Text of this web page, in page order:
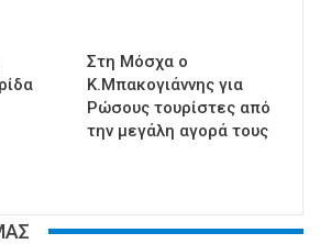
Στη Μόσχα ο
Κ.Μπακογιάννης για
Ρώσους τουρίστες από
την μεγάλη αγορά τους